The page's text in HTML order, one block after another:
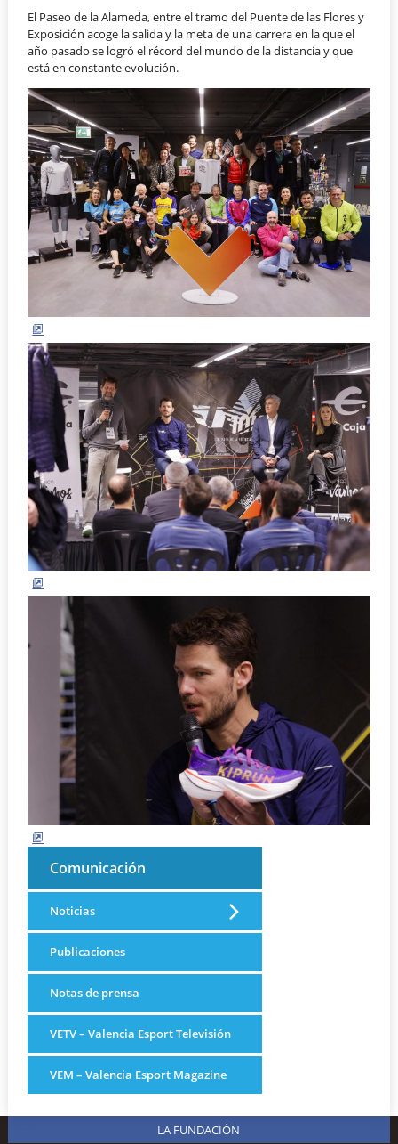
El Paseo de la Alameda, entre el tramo del Puente de las Flores y
Exposición acoge la salida y la meta de una carrera en la que el
año pasado se logró el récord del mundo de la distancia y que
está en constante evolución.
Comunicación
Noticias
Publicaciones
Notas de prensa
VETV – Valencia Esport Televisión
VEM – Valencia Esport Magazine
LA FUNDACIÓN